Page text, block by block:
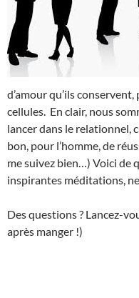
d’amour qu’ils
cellules. En clair, nous
lancer dans le relationnel,
bon, pour l’homme, de
me suivez bien…) Voici de
inspirantes méditations,
Des questions ? Lancez-
après manger !)